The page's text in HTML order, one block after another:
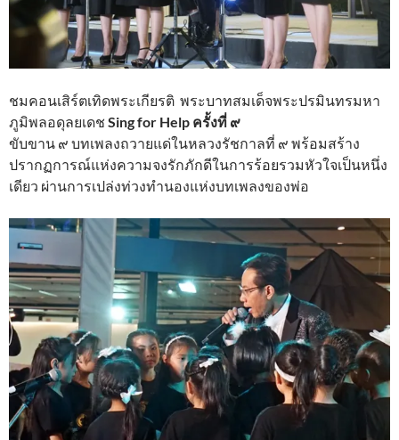
ชมคอนเสิร์ตเทิดพระเกียรติ พระบาทสมเด็จพระปรมินทรมหา
ภูมิพลอดุลยเดช Sing for Help ครั้งที่ ๙
ขับขาน ๙ บทเพลงถวายแด่ในหลวงรัชกาลที่ ๙ พร้อมสร้าง
ปรากฏการณ์แห่งความจงรักภักดีในการร้อยรวมหัวใจเป็นหนึ่ง
เดียว ผ่านการเปล่งท่วงทำนองแห่งบทเพลงของพ่อ